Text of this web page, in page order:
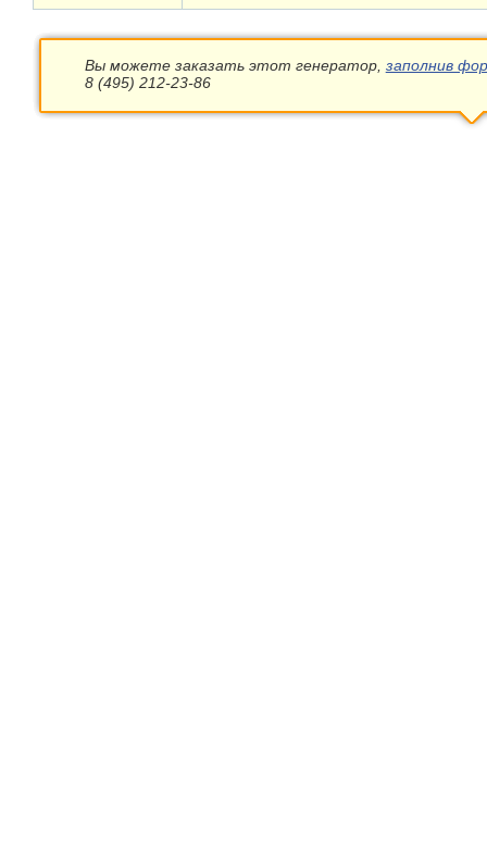
Вы можете заказать этот генератор, заполнив
8 (495) 212-23-86